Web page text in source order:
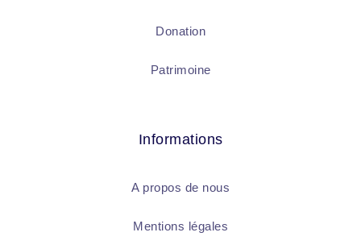
Donation
Patrimoine
Informations
A propos de nous
Mentions légales